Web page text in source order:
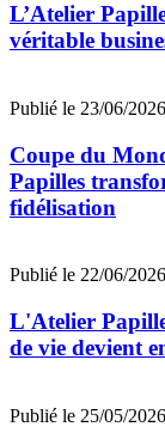
L’Atelier
véritable
Publié le 23/06/2026
Coupe du
Papilles
fidélisation
Publié le 22/06/2026
L'Atelier
de vie devient
Publié le 25/05/2026